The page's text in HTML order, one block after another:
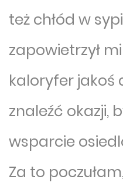
też chłód w
zapowietrzył
kaloryfer jakoś
znaleźć okazji,
wsparcie
Za to